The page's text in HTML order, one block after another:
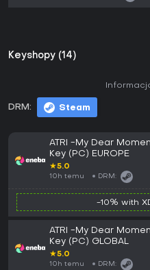
Keyshopy (14)
DRM: Steam
ATRI -My Dear
Key (PC) EUROPE
★5.0
10h temu DRM:
-10% with
ATRI -My Dear
Key (PC) GLOBAL
★5.0
10h temu DRM: